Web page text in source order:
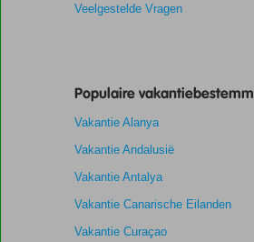
Veelgestelde Vragen
Populaire
Vakantie Alanya
Vakantie Andalusië
Vakantie Antalya
Vakantie Canarische Eilanden
Vakantie Curaçao